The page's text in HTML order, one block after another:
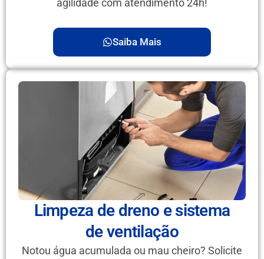
agilidade com atendimento 24h!
Saiba Mais
Limpeza de dreno e sistema
de ventilação
Notou água acumulada ou mau cheiro? Solicite